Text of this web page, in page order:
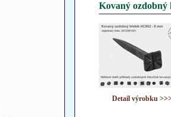
Kovaný ozdobný
Detail výrobku